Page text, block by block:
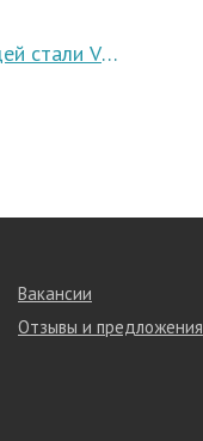
Штопор из нержавеющей стали VUREN
Вакансии
Отзывы и предложения